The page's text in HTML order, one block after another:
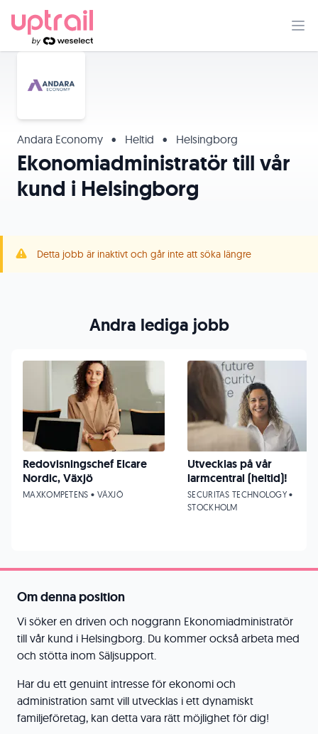
Andara Economy • Heltid • Helsingborg
Ekonomiadministratör till vår
kund i Helsingborg
Detta jobb är inaktivt och går inte att söka längre
Om denna position
Vi söker en driven och noggrann Ekonomiadministratör
till vår kund i Helsingborg. Du kommer också arbeta med
och stötta inom Säljsupport.
Har du ett genuint intresse för ekonomi och
administration samt vill utvecklas i ett dynamiskt
familjeföretag, kan detta vara rätt möjlighet för dig!
Andra lediga jobb
Redovisningschef Elcare
Nordic, Växjö
MAXKOMPETENS • VÄXJÖ
Utvecklas på vår
larmcentral (heltid)!
SECURITAS TECHNOLOGY •
STOCKHOLM